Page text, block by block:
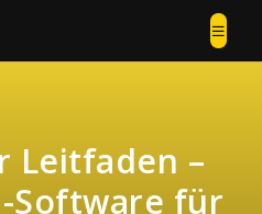
Leitfaden –
Software für